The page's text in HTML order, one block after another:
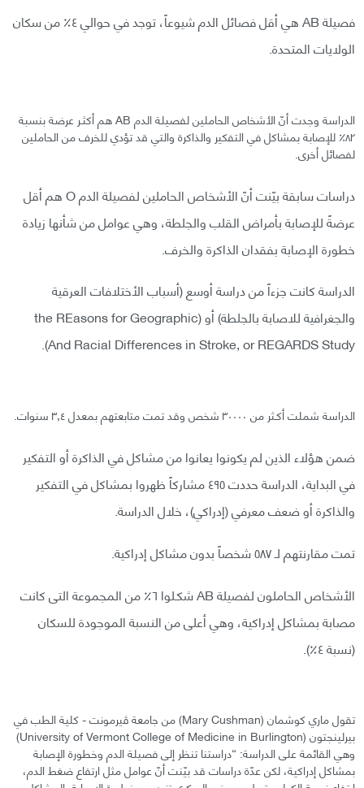
فصيلة AB هي أقل فصائل الدم شيوعاً، توجد في حوالي ٤٪ من سكان
الولايات المتحدة.
الدراسة وجدت أنّ الأشخاص الحاملين لفصيلة الدم AB هم أكثـر عرضة بنسبة
٨٢٪ للإصابة بمشاكل في التفكير والذاكرة والتي قد تؤدي للخرف من الحاملين
لفصائل أخرى.
دراسات سابقة بيّنت أنّ الأشخاص الحاملين لفصيلة الدم O هم أقل
عرضةً للإصابة بأمراض القلب والجلطة، وهي عوامل من شأنها زيادة
خطورة الإصابة بفقدان الذاكرة والخرف.
الدراسة كانت جزءاً من دراسة أوسع (أسباب الأختلافات العرقية
والجغرافية للاصابة بالجلطة) أو (the REasons for Geographic
And Racial Differences in Stroke, or REGARDS Study).
الدراسة شملت أكـثر من ٣٠٠٠٠ شخص وقد تمت متابعتهم بمعدل ٣,٤ سنوات.
ضمن هؤلاء الذين لم يكونوا يعانوا من مشاكل في الذاكرة أو التفكير
في البداية، الدراسة حددت ٤٩٥ مشاركاً ظهروا بمشاكل في التفكير
والذاكرة أو ضعف معرفي (إدراكي)، خلال الدراسة.
تمت مقارنتهم لـ ٥٨٧ شخصاً بدون مشاكل إدراكية.
الأشخاص الحاملون لفصيلة AB شكـلوا ٦٪ من المجموعة التى كانت
مصابة بمشاكل إدراكية، وهي أعلى من النسبة الموجودة للسكان
(نسبة ٤٪).
تقول ماري كوشمان (Mary Cushman) من جامعة ڤيرمونت - كلية الطب في
بيرلينجتون (University of Vermont College of Medicine in Burlington)
وهي القائمة على الدراسة: “دراستنا تنظر إلى فصيلة الدم وخطورة الإصابة
بمشاكل إدراكية، لكن عدّة دراسات قد بيّنت أنّ عوامل مثل ارتفاع ضغط الدم،